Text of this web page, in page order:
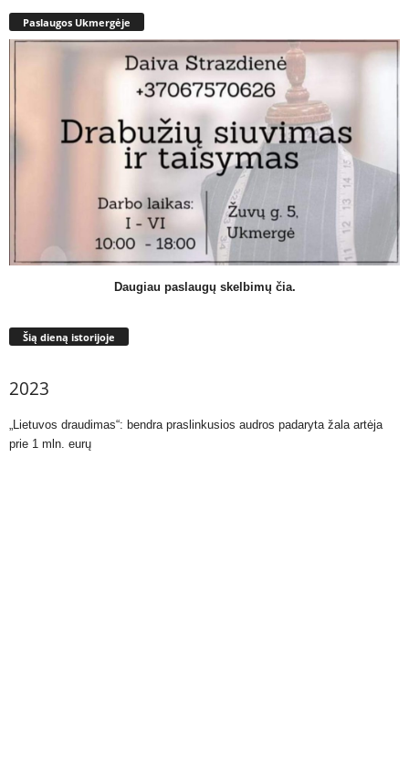
Paslaugos Ukmergėje
Daugiau paslaugų skelbimų čia.
Šią dieną istorijoje
2023
„Lietuvos draudimas“: bendra praslinkusios audros padaryta žala artėja
prie 1 mln. eurų